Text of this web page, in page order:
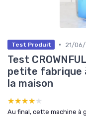
Test Produit • 21/
Test
petite fabrique
la maison
★★★★★
★★★★★
Au final, cette machine à